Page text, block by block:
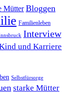
Mütter Bloggen
Familienleben
Interview
und Karriere
Selbstfürsorge
starke Mütter